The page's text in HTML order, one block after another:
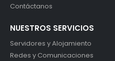
Contáctanos
NUESTROS SERVICIOS
Servidores y Alojamiento
Redes y Comunicaciones